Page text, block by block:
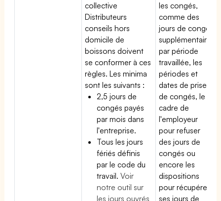
collective
Distributeurs
conseils hors
domicile de
boissons doivent
se conformer à ces
règles. Les minima
sont les suivants :
2,5 jours de
congés payés
par mois dans
l'entreprise.
Tous les jours
fériés définis
par le code du
travail.Voir
notre outil sur
les jours ouvrés
les congés,
comme des
jours de congé
supplémentaires
par période
travaillée, les
périodes et
dates de prise
de congés, le
cadre de
l'employeur
pour refuser
des jours de
congés ou
encore les
dispositions
pour récupérer
ses jours de